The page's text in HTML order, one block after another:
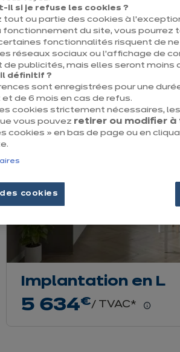
de la même façon. Selon votre
: une cuisine pensée pour vous
Implantation en L
5 634€/ TVAC*
En
il si je refuse les cookies ?
tout ou partie des cookies à
fonctionnement du site, vous pourrez
fonctionnalités risquent de
réseaux sociaux ou l’affichage de
de publicités, mais elles seront moins
définitif ?
sont enregistrées pour une
de 6 mois en cas de refus.
cookies strictement nécessaires,
vous pouvez retirer ou modifier à
cookies » en bas de page ou en
cookies